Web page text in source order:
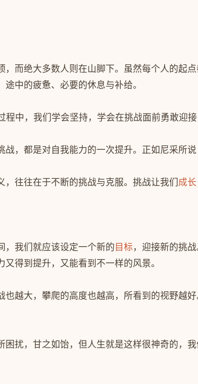
而绝大多数人则在山脚下。虽然每个人的起
中的疲惫、必要的休息与补给。
中，我们学会坚持，学会在挑战面前勇敢迎
，都是对自我能力的一次提升。正如尼采所
往往在于不断的挑战与克服。挑战让我们成长
，我们就应该设定一个新的目标，迎接新的挑战
得到提升，又能看到不一样的风景。
越大，攀爬的高度也越高，所看到的视野越好
扰，甘之如饴，但人生就是这样很神奇的，我